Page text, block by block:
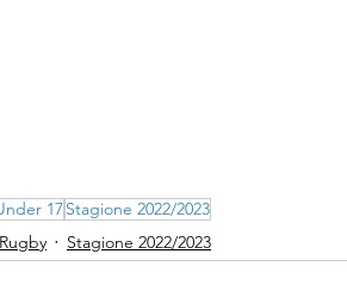
17Stagione 2022/2023
Stagione 2022/2023